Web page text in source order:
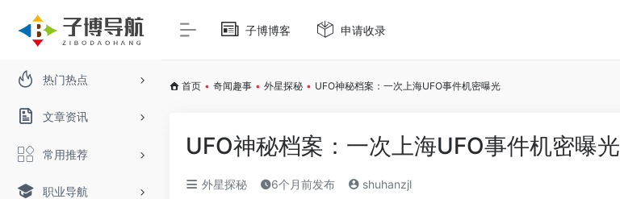
热门热点
文章资讯
常用推荐
职业导航
子博博客 申请收录
首页 • 奇闻趣事 • 外星探秘 • UFO神秘档案：一次上海UFO事件机密曝光
UFO神秘档案：一次上海UFO事件机密曝光
外星探秘 6个月前发布 shuhanzjl